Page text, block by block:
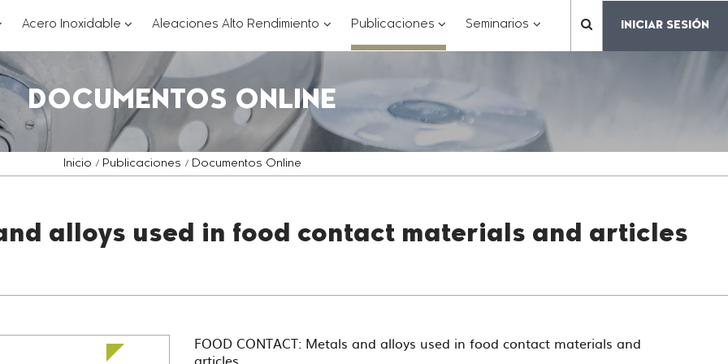
Acero Inoxidable???
key.formatter.header.toggle.subsections???
Aleaciones Alto Rendimiento ???
key.formatter.header.toggle.subsections???
Publicaciones???
key.formatter.header.toggle.subsections???
Seminarios ???
???
INICIAR SESIÓN
DOCUMENTOS ONLINE
Inicio Publicaciones Documentos Online
and alloys used in food contact materials and articles
FOOD CONTACT: Metals and alloys used in food contact materials and
articles